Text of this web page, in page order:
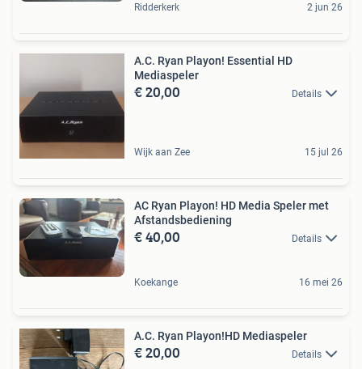
Ridderkerk 2 jun 26
A.C. Ryan Playon! Essential HD
Mediaspeler
€ 20,00 Details
Wijk aan Zee 15 jul 26
AC Ryan Playon! HD Media Speler met
Afstandsbediening
€ 40,00 Details
Koekange 16 mei 26
A.C. Ryan Playon!HD Mediaspeler
€ 20,00 Details